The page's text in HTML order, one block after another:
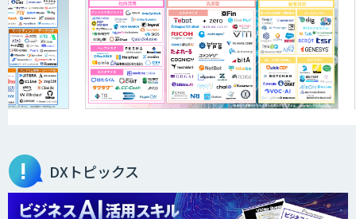
「ジンベイ AI技術実装アドバイザリー」
サービス
ローカルLLM×RAG「Cosnex」
DXトピックス